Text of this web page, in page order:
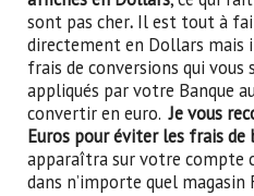
sont pas cher. Il est tout à
directement en Dollars mais
frais de conversions qui
appliqués par votre Banque
convertir en euro. Je vous
Euros pour éviter les frais de
apparaîtra sur votre compte
dans n’importe quel magasin